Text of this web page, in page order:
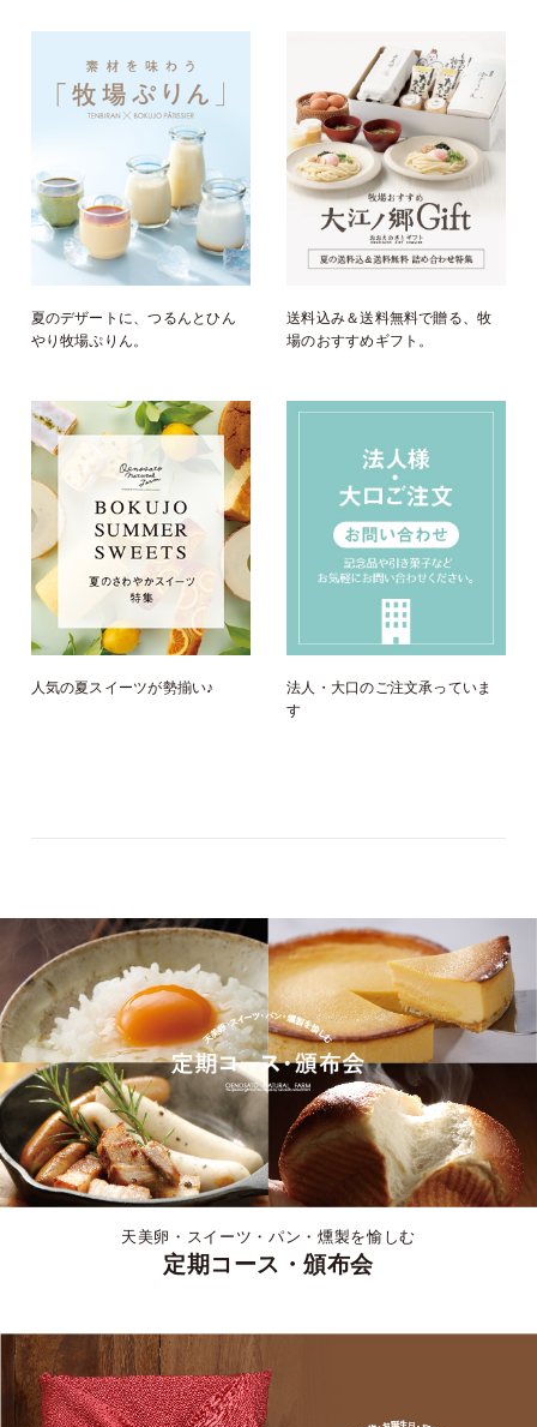
夏のデザートに、つるんとひん
やり牧場ぷりん。
送料込み＆送料無料で贈る、牧
場のおすすめギフト。
人気の夏スイーツが勢揃い♪
法人・大口のご注文承っていま
す
天美卵・スイーツ・パン・燻製を愉しむ
定期コース・頒布会